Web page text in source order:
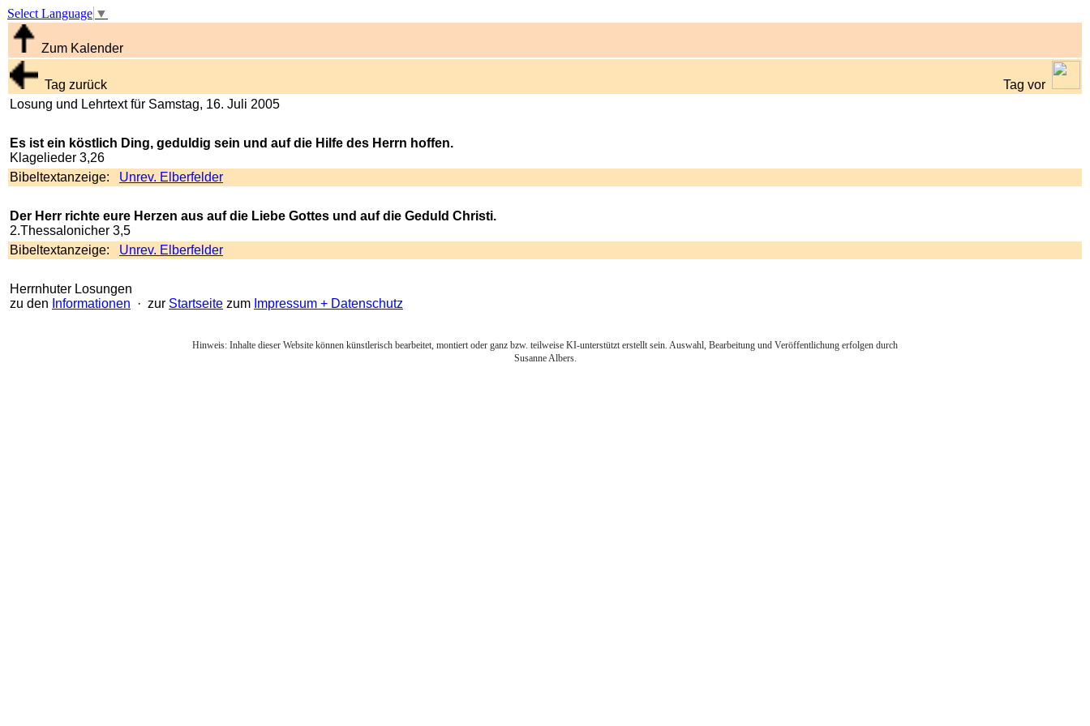
Select Language ▼
Zum Kalender
Tag zurück
Tag vor
Losung und Lehrtext für Samstag, 16. Juli 2005
Es ist ein köstlich Ding, geduldig sein und auf die Hilfe des Herrn hoffen.
Klagelieder 3,26
Bibeltextanzeige: Unrev. Elberfelder
Der Herr richte eure Herzen aus auf die Liebe Gottes und auf die Geduld Christi.
2.Thessalonicher 3,5
Bibeltextanzeige: Unrev. Elberfelder
Herrnhuter Losungen
zu den Informationen · zur Startseite zum Impressum + Datenschutz
Hinweis: Inhalte dieser Website können künstlerisch bearbeitet, montiert oder ganz bzw. teilweise KI-unterstützt erstellt sein. Auswahl, Bearbeitung und Veröffentlichung erfolgen durch
Susanne Albers.